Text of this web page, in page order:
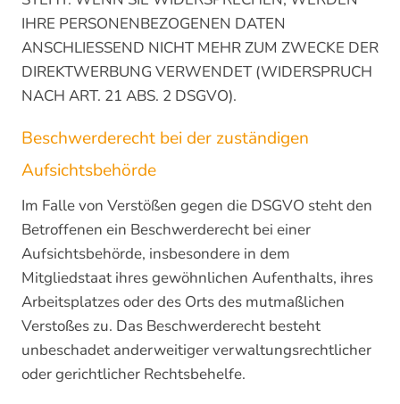
IHRE PERSONENBEZOGENEN DATEN
ANSCHLIESSEND NICHT MEHR ZUM ZWECKE DER
DIREKTWERBUNG VERWENDET (WIDERSPRUCH
NACH ART. 21 ABS. 2 DSGVO).
Beschwerde­recht bei der zuständigen
Aufsichts­behörde
Im Falle von Verstößen gegen die DSGVO steht den
Betroffenen ein Beschwerderecht bei einer
Aufsichtsbehörde, insbesondere in dem
Mitgliedstaat ihres gewöhnlichen Aufenthalts, ihres
Arbeitsplatzes oder des Orts des mutmaßlichen
Verstoßes zu. Das Beschwerderecht besteht
unbeschadet anderweitiger verwaltungsrechtlicher
oder gerichtlicher Rechtsbehelfe.